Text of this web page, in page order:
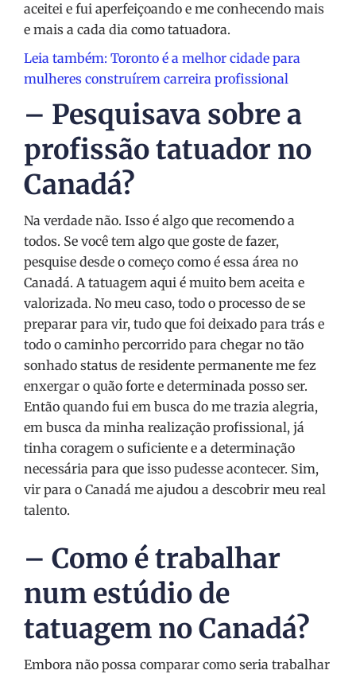
aceitei e fui aperfeiçoando e me conhecendo mais
e mais a cada dia como tatuadora.
Leia também: Toronto é a melhor cidade para
mulheres construírem carreira profissional
– Pesquisava sobre a
profissão tatuador no
Canadá?
Na verdade não. Isso é algo que recomendo a
todos. Se você tem algo que goste de fazer,
pesquise desde o começo como é essa área no
Canadá. A tatuagem aqui é muito bem aceita e
valorizada. No meu caso, todo o processo de se
preparar para vir, tudo que foi deixado para trás e
todo o caminho percorrido para chegar no tão
sonhado status de residente permanente me fez
enxergar o quão forte e determinada posso ser.
Então quando fui em busca do me trazia alegria,
em busca da minha realização profissional, já
tinha coragem o suficiente e a determinação
necessária para que isso pudesse acontecer. Sim,
vir para o Canadá me ajudou a descobrir meu real
talento.
– Como é trabalhar
num estúdio de
tatuagem no Canadá?
Embora não possa comparar como seria trabalhar